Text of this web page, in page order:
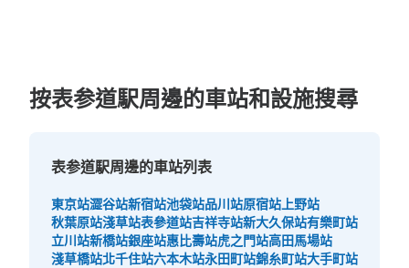
按表参道駅周邊的車站和設施搜尋
表参道駅周邊的車站列表
東京站澀谷站新宿站池袋站品川站原宿站 上野站
秋葉原站淺草站表參道站吉祥寺站新大久保站有樂町站
立川站新橋站銀座站惠比壽站虎之門站高田馬場站
淺草橋站北千住站六本木站永田町站錦糸町站大手町站